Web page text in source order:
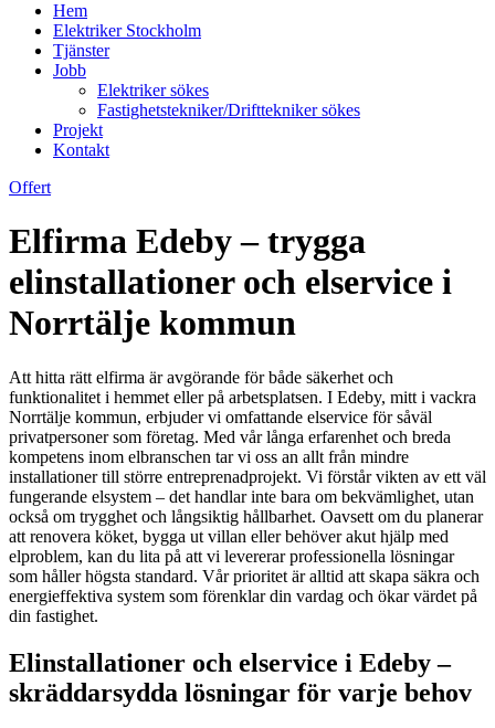
Hem
Elektriker Stockholm
Tjänster
Jobb
Elektriker sökes
Fastighetstekniker/Drifttekniker sökes
Projekt
Kontakt
Offert
Elfirma Edeby – trygga
elinstallationer och elservice i
Norrtälje kommun
Att hitta rätt elfirma är avgörande för både säkerhet och
funktionalitet i hemmet eller på arbetsplatsen. I Edeby, mitt i vackra
Norrtälje kommun, erbjuder vi omfattande elservice för såväl
privatpersoner som företag. Med vår långa erfarenhet och breda
kompetens inom elbranschen tar vi oss an allt från mindre
installationer till större entreprenadprojekt. Vi förstår vikten av ett väl
fungerande elsystem – det handlar inte bara om bekvämlighet, utan
också om trygghet och långsiktig hållbarhet. Oavsett om du planerar
att renovera köket, bygga ut villan eller behöver akut hjälp med
elproblem, kan du lita på att vi levererar professionella lösningar
som håller högsta standard. Vår prioritet är alltid att skapa säkra och
energieffektiva system som förenklar din vardag och ökar värdet på
din fastighet.
Elinstallationer och elservice i Edeby –
skräddarsydda lösningar för varje behov